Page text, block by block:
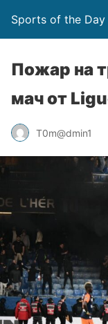
Sports of the Day
Пожар на
мач от
T0m@dmin1